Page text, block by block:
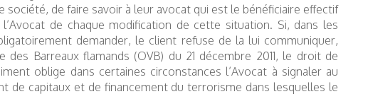
de faire savoir à leur avocat qui est le bénéficiaire effectif
de chaque modification de cette situation. Si, dans les
demander, le client refuse de la lui communiquer,
Barreaux flamands (OVB) du 21 décembre 2011, le droit de
oblige dans certaines circonstances l’Avocat à signaler au
de capitaux et de financement du terrorisme dans lesquelles le